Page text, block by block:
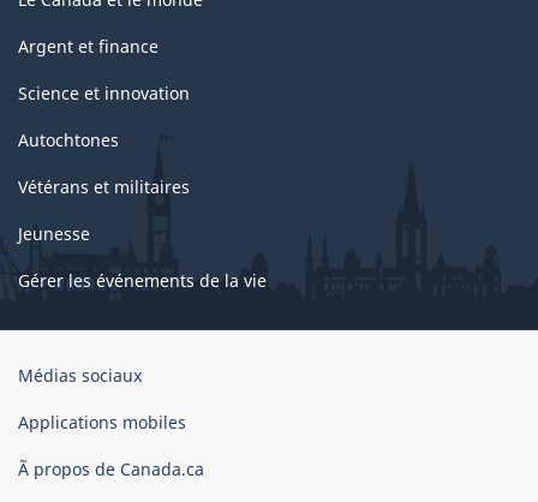
Argent et finance
Science et innovation
Autochtones
Vétérans et militaires
Jeunesse
Gérer les événements de la vie
Organisation
gouvernement
Canada
Médias sociaux
Applications mobiles
Ã propos de Canada.ca